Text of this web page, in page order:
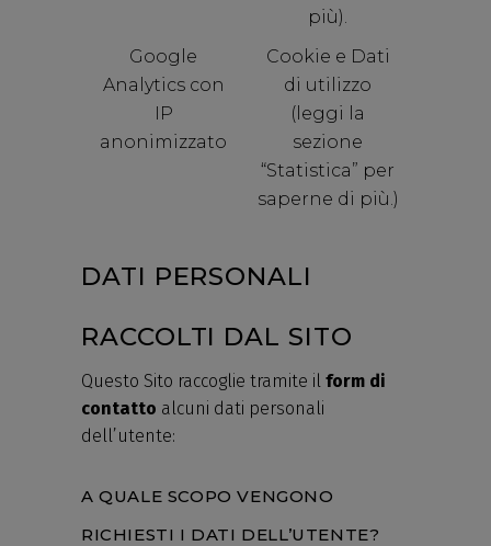
più).
Google
Analytics con
IP
anonimizzato
Cookie e Dati
di utilizzo
(leggi la
sezione
“Statistica” per
saperne di più.)
DATI PERSONALI
RACCOLTI DAL SITO
Questo Sito raccoglie tramite il form di
contatto alcuni dati personali
dell’utente:
A QUALE SCOPO VENGONO
RICHIESTI I DATI DELL’UTENTE?